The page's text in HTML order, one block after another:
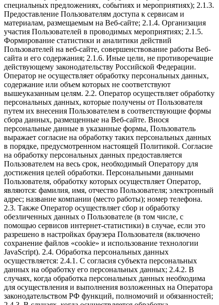
специальных предложениях, событиях и мероприятиях); 2.1.3.
Предоставление Пользователям доступа к сервисам и
материалам, размещаемым на Веб-сайте; 2.1.4. Организация
участия Пользователей в проводимых мероприятиях; 2.1.5.
Формирование статистики и аналитики действий
Пользователей на веб-сайте, совершенствование работы Веб-
сайта и его содержания; 2.1.6. Иные цели, не противоречащие
действующему законодательству Российской Федерации.
Оператор не осуществляет обработку персональных данных,
содержание или объем которых не соответствуют
вышеуказанным целям. 2.2. Оператор осуществляет обработку
персональных данных, которые получены от Пользователя
путем их внесения Пользователем в соответствующие формы
сбора данных, размещенные на Веб-сайте. Внося
персональные данные в указанные формы, Пользователь
выражает согласие на обработку таких персональных данных
в порядке, предусмотренном настоящей Политикой. Согласие
на обработку персональных данных предоставляется
Пользователем на весь срок, необходимый Оператору для
достижения целей обработки. Персональными данными
Пользователя, обработку которых осуществляет Оператор,
являются: фамилия, имя, отчество Пользователя; электронный
адрес; название компании (место работы); номер телефона.
2.3. Также Оператор осуществляет сбор и обработку
обезличенных данных о Пользователе (в том числе, с
помощью сервисов интернет-статистики) в случае, если это
разрешено в настройках браузера Пользователя (включено
сохранение файлов «cookie» и использование технологии
JavaScript). 2.4. Обработка персональных данных
осуществляется: 2.4.1. С согласия субъекта персональных
данных на обработку его персональных данных; 2.4.2. В
случаях, когда обработка персональных данных необходима
для осуществления и выполнения возложенных на Оператора
законодательством РФ функций, полномочий и обязанностей;